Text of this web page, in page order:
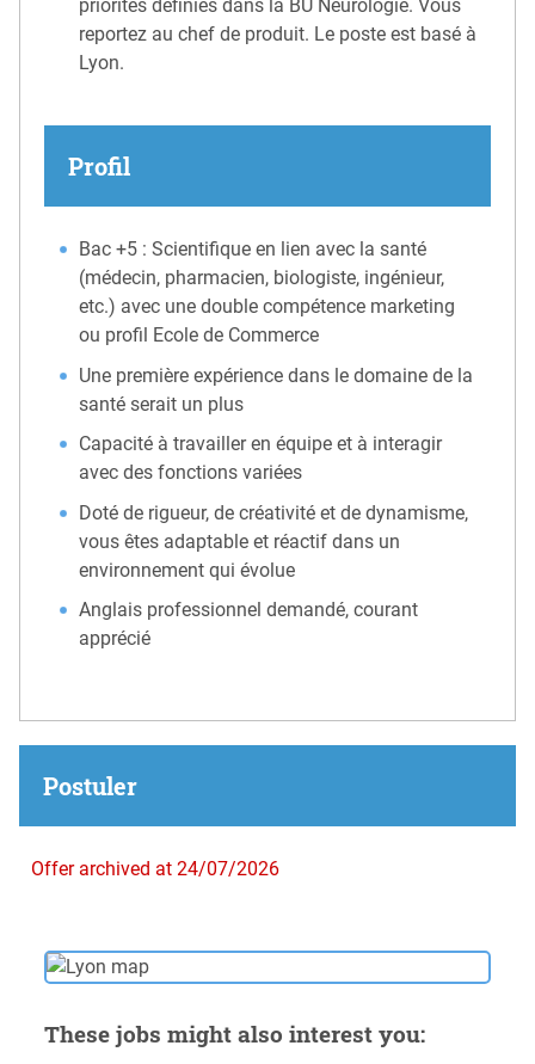
priorités définies dans la BU Neurologie. Vous
reportez au chef de produit. Le poste est basé à
Lyon.
Profil
Bac +5 : Scientifique en lien avec la santé
(médecin, pharmacien, biologiste, ingénieur,
etc.) avec une double compétence marketing
ou profil Ecole de Commerce
Une première expérience dans le domaine de la
santé serait un plus
Capacité à travailler en équipe et à interagir
avec des fonctions variées
Doté de rigueur, de créativité et de dynamisme,
vous êtes adaptable et réactif dans un
environnement qui évolue
Anglais professionnel demandé, courant
apprécié
Postuler
Offer archived at 24/07/2026
These jobs might also interest you: